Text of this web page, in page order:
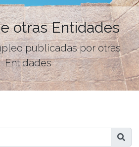
otras Entidades
publicadas por otras
Entidades
